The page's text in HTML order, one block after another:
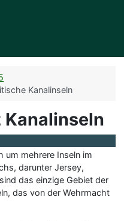
Kanalinseln
um mehrere Inseln im
darunter Jersey,
das einzige Gebiet der
das von der Wehrmacht